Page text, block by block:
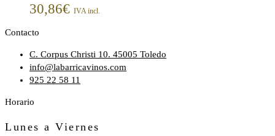
30,86€ IVA incl.
Contacto
C. Corpus Christi 10. 45005 Toledo
info@labarricavinos.com
925 22 58 11
Horario
Lunes a Viernes